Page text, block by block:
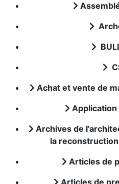
Achat et vente de
Archives de
la
Articles de
Articles de